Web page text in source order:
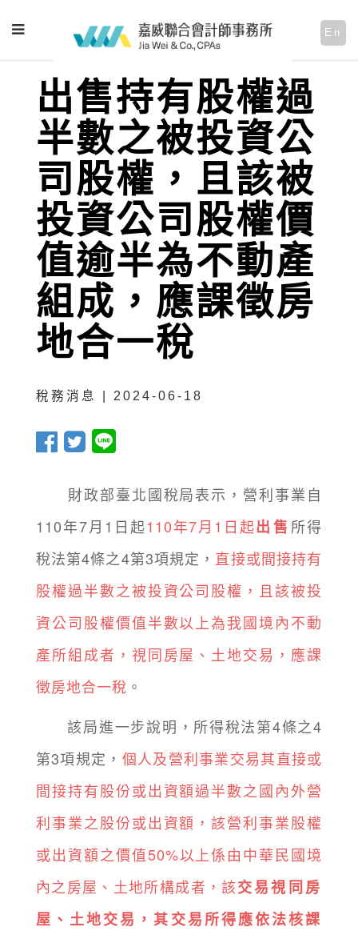
En
出售持有股權過
半數之被投資公
司股權，且該被
投資公司股權價
值逾半為不動產
組成，應課徵房
地合一稅
稅務消息 | 2024-06-18
財政部臺北國稅局表示，營利事業自
110年7月1日起110年7月1日起出售 所得
稅法第4條之4第3項規定， 直接或間接持有
股權過半數之被投資公司股權，且該被投
資公司股權價值半數以上為我國境內不動
產所組成者，視同房屋、土地交易，應課
徵房地合一稅 。
該局進一步說明，所得稅法第4條之4
第3項規定， 個人及營利事業交易其直接或
間接持有股份或出資額過半數之國內外營
利事業之股份或出資額，該營利事業股權
或出資額之價值50%以上係由中華民國境
內之房屋、土地所構成者，該交易視同房
屋、土地交易，其交易所得應依法核課